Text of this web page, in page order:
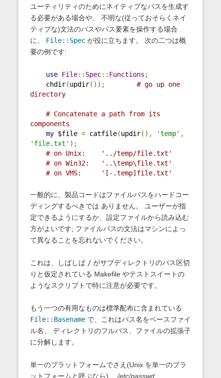
ユーティリティのためにネイティブなパスを生成す
る必要がある場合や、 不明な(従っておそらくネイ
ティブな)文法のパスやパス要素を操作する場合
に、 File::Specが役に立ちます。 次の二つは概
要の例です:
use File:: Spec:: Functions ;
chdir(updir());
# go up one
directory
# Concatenate a path from its
components
my $file = catfile(updir(), 'temp' ,
'file.txt' );
# on Unix:    '../temp/file.txt'
# on Win32:   '..\temp\file.txt'
# on VMS:     '[-.temp]file.txt'
一般的に、製品コードはファイルパスをハードコー
ディングするべきでは ありません。 ユーザーが指
定できるようにするか、設定ファイルから読み込む
方がよいです; ファイルパスの文法はマシンによっ
て異なることを忘れないでください。
これは、しばしば /がサブディレクトリのパス区切
りと仮定されている Makefile やテストスイートの
ようなスクリプトで特に注意が必要です。
もう一つの有用なものは標準配布に含まれている
File::Basenameで、これはパス名をベースファイ
ル名、 ディレクトリのフルパス、ファイルの拡張子
に分解します。
単一のプラットフォームでさえ(Unix を単一のプラ
ットフォームと呼ぶなら)、 /etc/passwd,